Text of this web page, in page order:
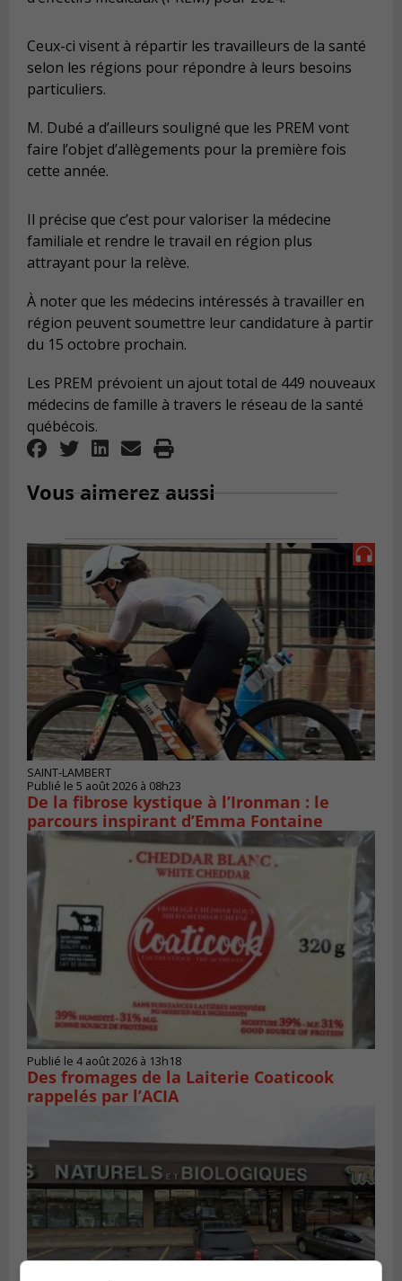
Ceux-ci visent à répartir les travailleurs de la santé
selon les régions pour répondre à leurs besoins
particuliers.
M. Dubé a d’ailleurs souligné que les PREM vont
faire l’objet d’allègements pour la première fois
cette année.
Il précise que c’est pour valoriser la médecine
familiale et rendre le travail en région plus
attrayant pour la relève.
À noter que les médecins intéressés à travailler en
région peuvent soumettre leur candidature à partir
du 15 octobre prochain.
Les PREM prévoient un ajout total de 449 nouveaux
médecins de famille à travers le réseau de la santé
québécois.
Vous aimerez aussi
SAINT-LAMBERT
Publié le 5 août 2026 à 08h23
De la fibrose kystique à l’Ironman : le
parcours inspirant d’Emma Fontaine
Publié le 4 août 2026 à 13h18
Des fromages de la Laiterie Coaticook
rappelés par l’ACIA